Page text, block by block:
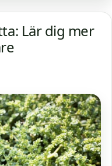
Lär dig mer